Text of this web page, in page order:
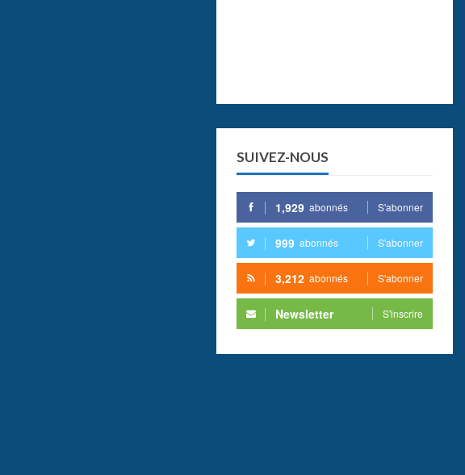
SUIVEZ-NOUS
1,929 abonnés S'abonner
999 abonnés S'abonner
3,212 abonnés S'abonner
Newsletter S'inscrire